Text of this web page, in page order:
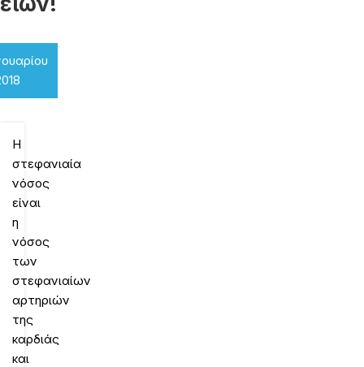
Η
στεφανιαία
νόσος
είναι
η
νόσος
των
στεφανιαίων
αρτηριών
της
καρδιάς
και